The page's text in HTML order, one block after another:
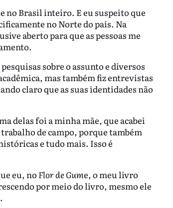
no Brasil inteiro. E eu suspeito que
no Norte do país. Na
aberto para que as pessoas me
sobre o assunto e diversos
mas também fiz entrevistas
claro que as suas identidades não
delas foi a minha mãe, que acabei
de campo, porque também
e tudo mais. Isso é
eu, no Flor de Gume, o meu livro
por meio do livro, mesmo ele